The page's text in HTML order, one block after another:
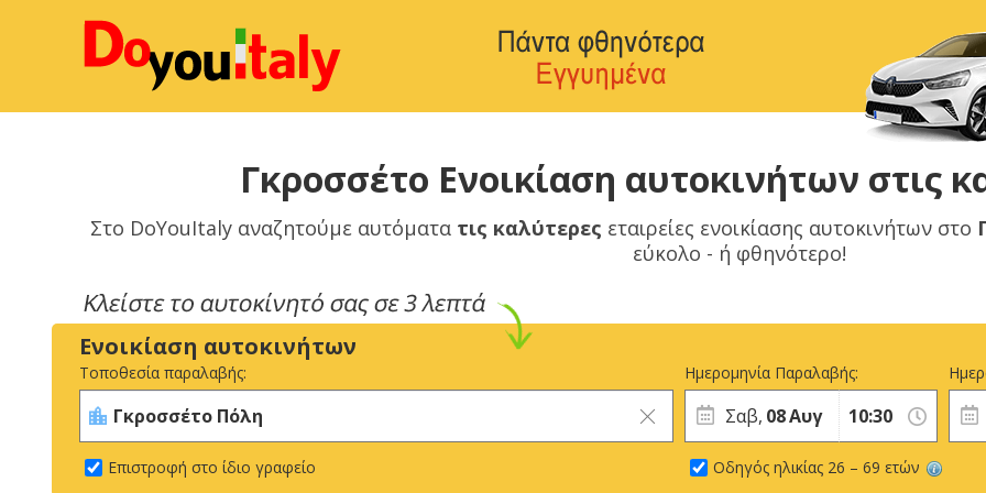
Γκροσσέτο Ενοικίαση αυτοκινήτων στις
Στο DoYouItaly αναζητούμε αυτόματα τις καλύτερες εταιρείες ενοικίασης αυτοκινήτων στο
εύκολο - ή φθηνότερο!
Ενοικίαση αυτοκινήτων
Τοποθεσία παραλαβής:
Επιστροφή στο ίδιο γραφείο
Ημερομηνία Παραλαβής:
Σαβ, 08Αυγ
Οδηγός ηλικίας 26 – 69 ετών